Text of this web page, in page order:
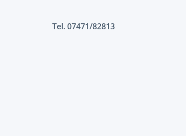
Tel. 07471/82813